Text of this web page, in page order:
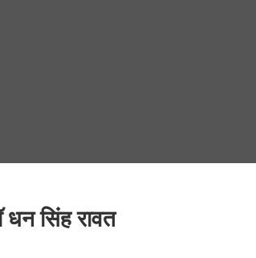
धन सिंह रावत